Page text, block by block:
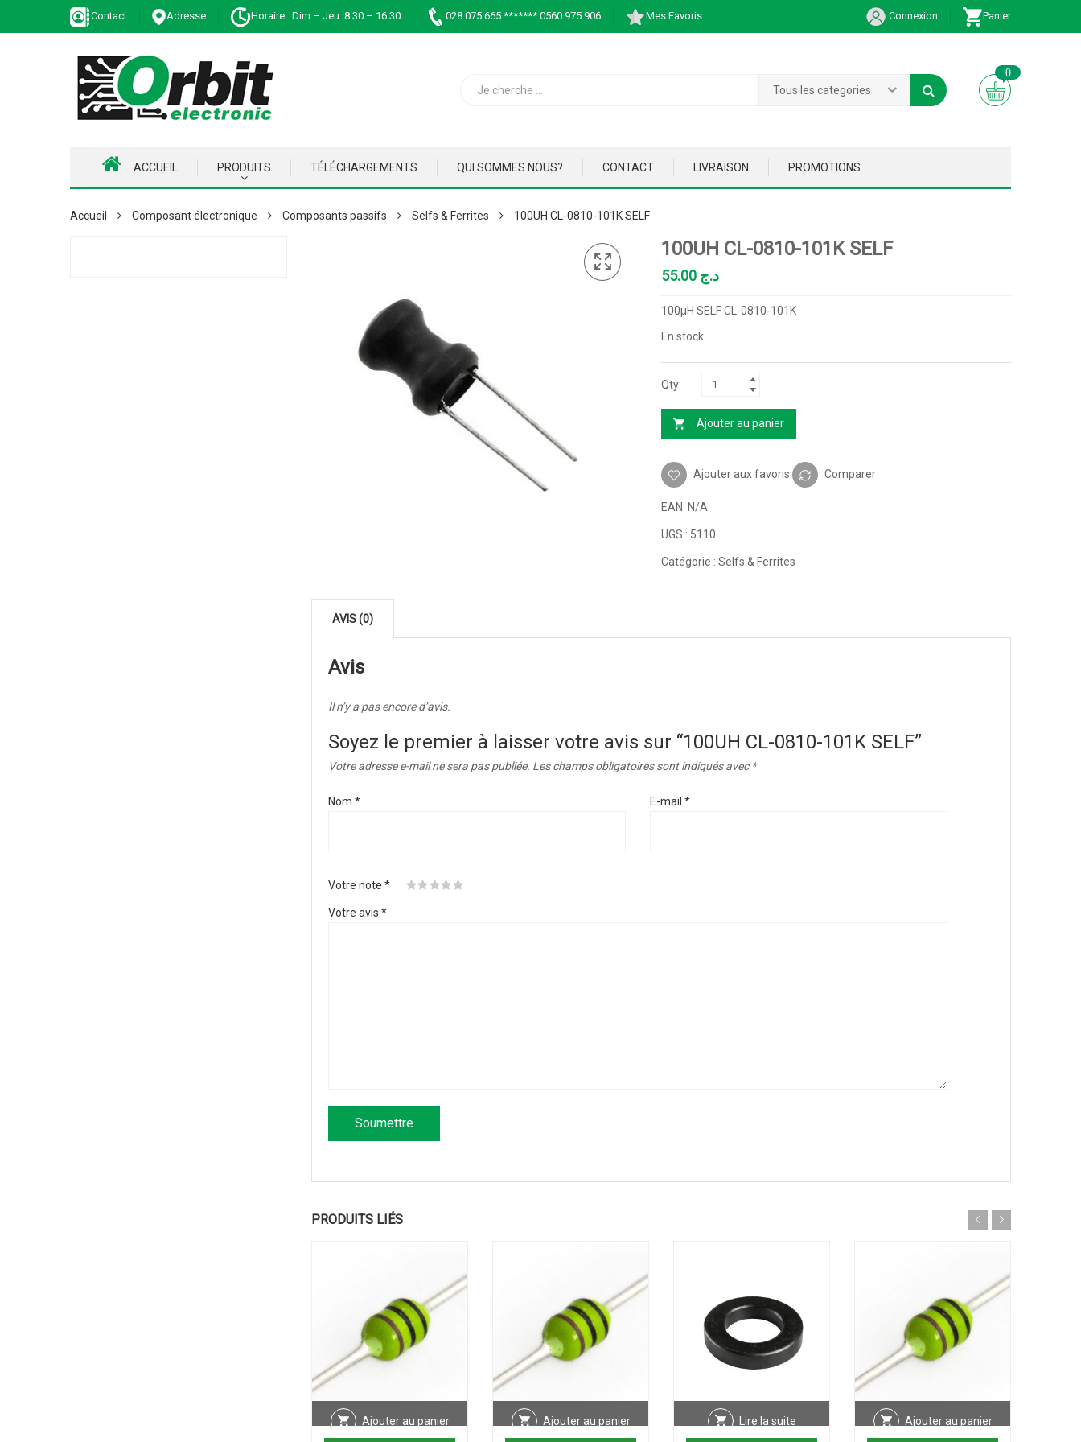
Contact Adresse Horaire : Dim – Jeu: 8:30 – 16:30 028 075 665 ******* 0560 975 906 Mes Favoris Connexion Panier
Tous les categories
0
ACCUEIL PRODUITS TÉLÉCHARGEMENTS QUI SOMMES NOUS? CONTACT LIVRAISON PROMOTIONS
Accueil Composant électronique Composants passifs Selfs & Ferrites 100UH CL-0810-101K SELF
100UH CL-0810-101K SELF
د.ج
100µH SELF CL-0810-101K
En stock
Ajouter au panier
Ajouter aux favoris Comparer
EAN: N/A
UGS : 5110
Catégorie : Selfs & Ferrites
AVIS (0)
Avis
Il n’y a pas encore d’avis.
Soyez le premier à laisser votre avis sur “100UH CL-0810-101K SELF”
Votre adresse e-mail ne sera pas publiée. Les champs obligatoires sont indiqués avec *
Nom * E-mail *
Votre note *
Votre avis *
PRODUITS LIÉS
Ajouter au panier Ajouter au panier Lire la suite Ajouter au panier